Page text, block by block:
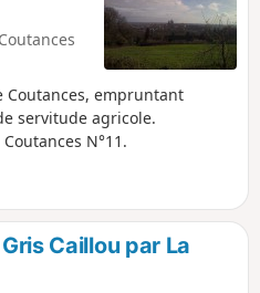
Coutances, empruntant
servitude agricole.
N°11.
Caillou par La